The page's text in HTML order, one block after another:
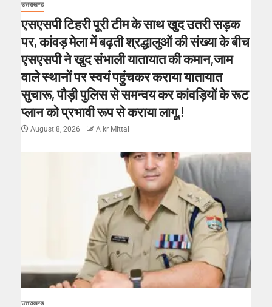
उत्तराखण्ड
एसएसपी टिहरी पूरी टीम के साथ खुद उतरी सड़क
पर, कांवड़ मेला में बढ़ती श्रद्धालुओं की संख्या के बीच
एसएसपी ने खुद संभाली यातायात की कमान,जाम
वाले स्थानों पर स्वयं पहुंचकर कराया यातायात
सुचारू, पौड़ी पुलिस से समन्वय कर कांवड़ियों के रूट
प्लान को प्रभावी रूप से कराया लागू.!
August 8, 2026 A kr Mittal
उत्तराखण्ड